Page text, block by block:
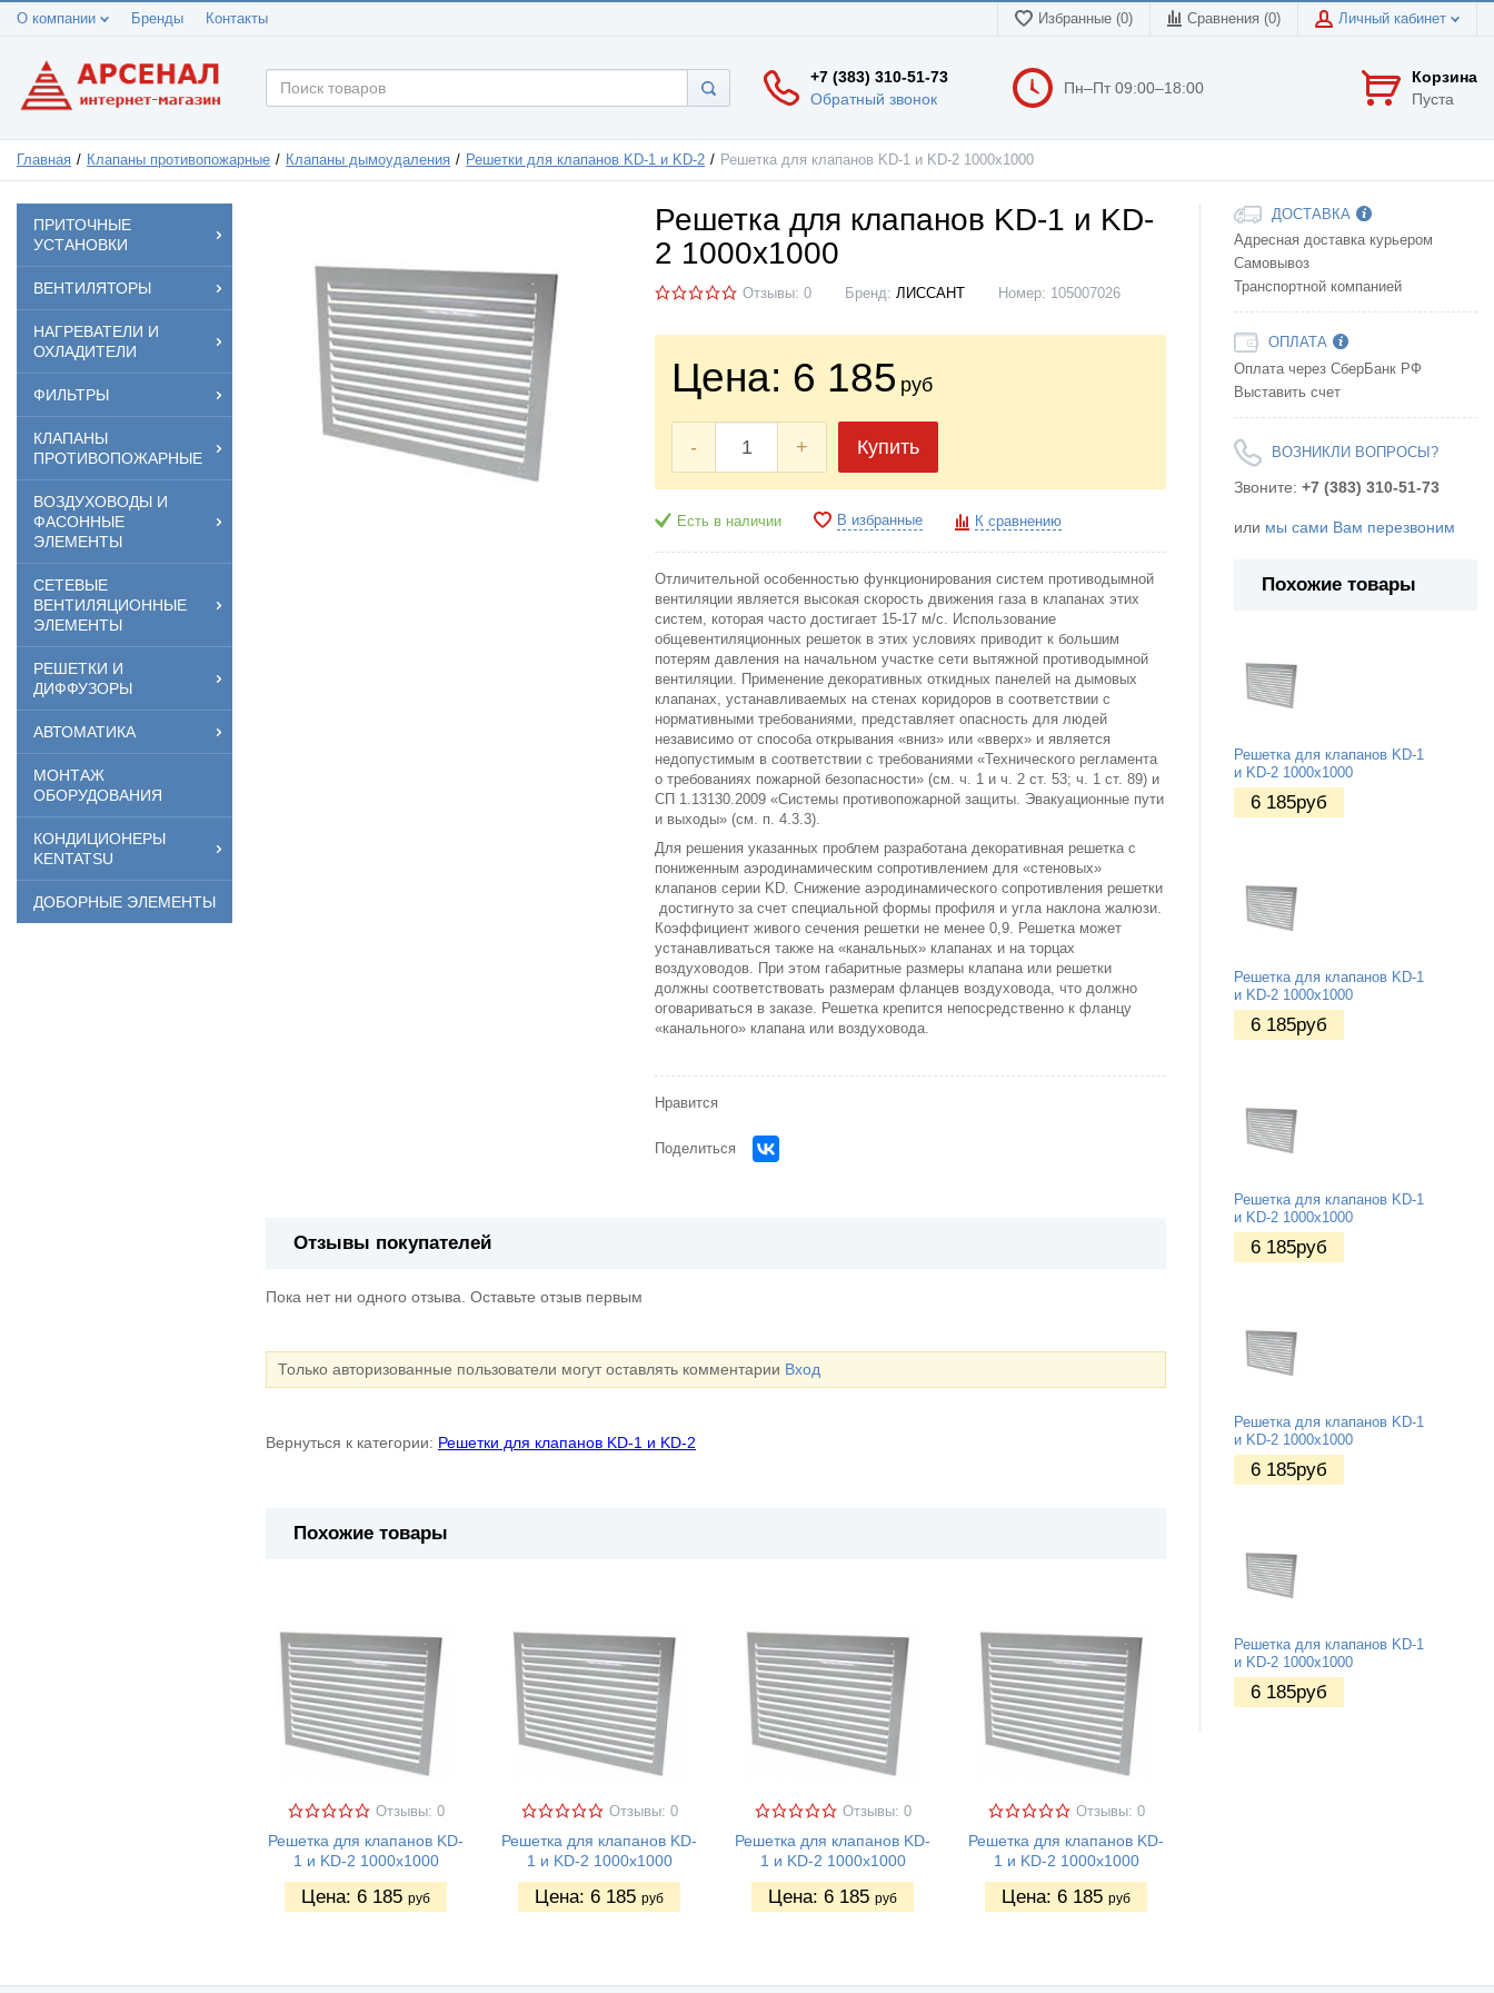
О компании Бренды Контакты Избранные (0) Сравнения (0) Личный кабинет
+7 (383) 310-51-73
Обратный звонок
Пн–Пт 09:00–18:00
Корзина
Пуста
Главная Клапаны противопожарные Клапаны дымоудаления Решетки для клапанов KD-1 и KD-2 Решетка для клапанов KD-1 и KD-2 1000х1000
ПРИТОЧНЫЕ
УСТАНОВКИ
ВЕНТИЛЯТОРЫ
НАГРЕВАТЕЛИ И
ОХЛАДИТЕЛИ
ФИЛЬТРЫ
КЛАПАНЫ
ПРОТИВОПОЖАРНЫЕ
ВОЗДУХОВОДЫ И
ФАСОННЫЕ
ЭЛЕМЕНТЫ
СЕТЕВЫЕ
ВЕНТИЛЯЦИОННЫЕ
ЭЛЕМЕНТЫ
РЕШЕТКИ И
ДИФФУЗОРЫ
АВТОМАТИКА
МОНТАЖ
ОБОРУДОВАНИЯ
КОНДИЦИОНЕРЫ
KENTATSU
ДОБОРНЫЕ ЭЛЕМЕНТЫ
Решетка для клапанов KD-1 и KD-
2 1000х1000
Отзывы: 0 Бренд: ЛИССАНТ Номер: 105007026
Цена: 6 185 руб
- + Купить
Есть в наличии В избранные К сравнению
Отличительной особенностью функционирования систем противодымной
вентиляции является высокая скорость движения газа в клапанах этих
систем, которая часто достигает 15-17 м/с. Использование
общевентиляционных решеток в этих условиях приводит к большим
потерям давления на начальном участке сети вытяжной противодымной
вентиляции. Применение декоративных откидных панелей на дымовых
клапанах, устанавливаемых на стенах коридоров в соответствии с
нормативными требованиями, представляет опасность для людей
независимо от способа открывания «вниз» или «вверх» и является
недопустимым в соответствии с требованиями «Технического регламента
о требованиях пожарной безопасности» (см. ч. 1 и ч. 2 ст. 53; ч. 1 ст. 89) и
СП 1.13130.2009 «Системы противопожарной защиты. Эвакуационные пути
и выходы» (см. п. 4.3.3).
Для решения указанных проблем разработана декоративная решетка с
пониженным аэродинамическим сопротивлением для «стеновых»
клапанов серии KD. Снижение аэродинамического сопротивления решетки
достигнуто за счет специальной формы профиля и угла наклона жалюзи.
Коэффициент живого сечения решетки не менее 0,9. Решетка может
устанавливаться также на «канальных» клапанах и на торцах
воздуховодов. При этом габаритные размеры клапана или решетки
должны соответствовать размерам фланцев воздуховода, что должно
оговариваться в заказе. Решетка крепится непосредственно к фланцу
«канального» клапана или воздуховода.
Нравится
Поделиться
Отзывы покупателей
Пока нет ни одного отзыва. Оставьте отзыв первым
Только авторизованные пользователи могут оставлять комментарии Вход
Вернуться к категории: Решетки для клапанов KD-1 и KD-2
Похожие товары
Отзывы: 0
Решетка для клапанов KD-
1 и KD-2 1000х1000
Цена: 6 185 руб
Отзывы: 0
Решетка для клапанов KD-
1 и KD-2 1000х1000
Цена: 6 185 руб
Отзывы: 0
Решетка для клапанов KD-
1 и KD-2 1000х1000
Цена: 6 185 руб
Отзывы: 0
Решетка для клапанов KD-
1 и KD-2 1000х1000
Цена: 6 185 руб
ДОСТАВКА
Адресная доставка курьером
Самовывоз
Транспортной компанией
ОПЛАТА
Оплата через СберБанк РФ
Выставить счет
ВОЗНИКЛИ ВОПРОСЫ?
Звоните: +7 (383) 310-51-73
или мы сами Вам перезвоним
Похожие товары
Решетка для клапанов KD-1
и KD-2 1000х1000
6 185руб
Решетка для клапанов KD-1
и KD-2 1000х1000
6 185руб
Решетка для клапанов KD-1
и KD-2 1000х1000
6 185руб
Решетка для клапанов KD-1
и KD-2 1000х1000
6 185руб
Решетка для клапанов KD-1
и KD-2 1000х1000
6 185руб